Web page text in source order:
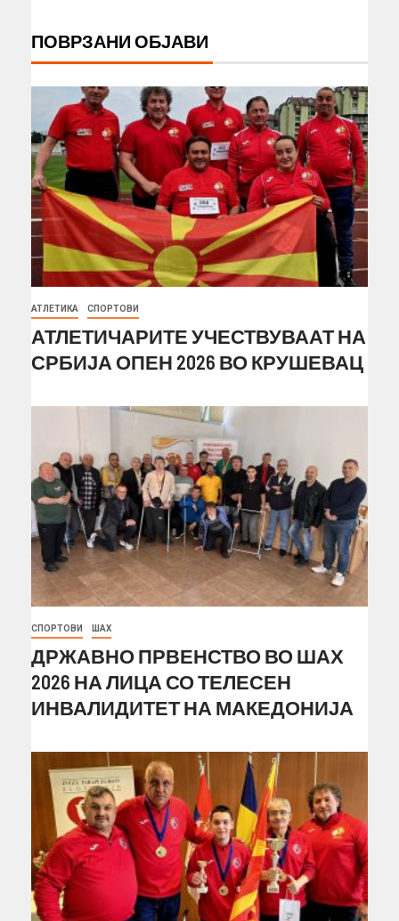
ПОВРЗАНИ ОБЈАВИ
АТЛЕТИКА СПОРТОВИ
АТЛЕТИЧАРИТЕ УЧЕСТВУВААТ НА
СРБИЈА ОПЕН 2026 ВО КРУШЕВАЦ
СПОРТОВИ ШАХ
ДРЖАВНО ПРВЕНСТВО ВО ШАХ
2026 НА ЛИЦА СО ТЕЛЕСЕН
ИНВАЛИДИТЕТ НА МАКЕДОНИЈА